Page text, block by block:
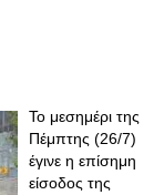
Το μεσημέρι της
Πέμπτης (26/7)
έγινε η επίσημη
είσοδος της